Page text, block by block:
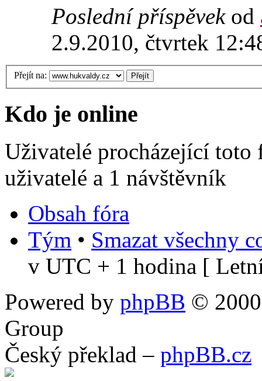
Poslední příspěvekod
2.9.2010, čtvrtek
Přejít na:
Kdo je online
Uživatelé procházející
uživatelé a 1 návštěvník
Obsah fóra
Tým • Smazat všechny
v UTC + 1 hodina [
Powered by phpBB ©
Group
Český překlad – phpBB.cz